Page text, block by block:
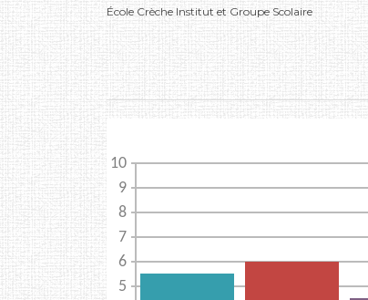
École Crèche Institut et Groupe Scolaire